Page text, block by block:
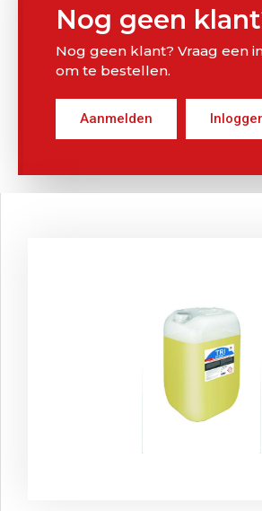
Nog geen
Nog geen klant? Vraag een
om te bestellen.
Aanmelden